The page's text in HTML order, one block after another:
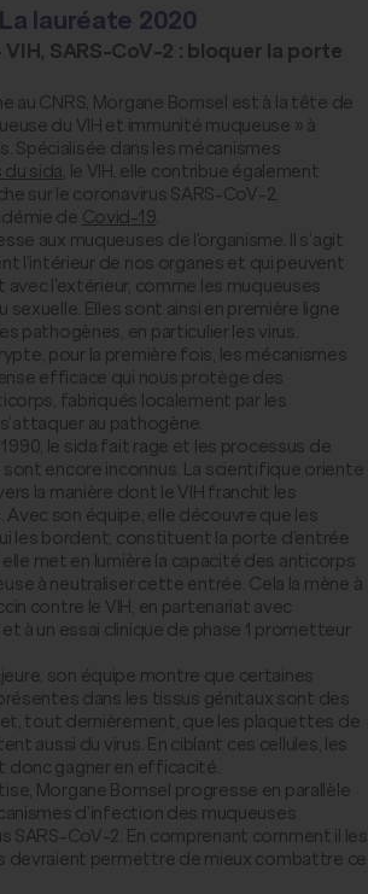
La lauréate 2020
SARS-CoV-2 : bloquer la porte
au CNRS, Morgane Bomsel est à la tête de
du VIH et immunité muqueuse » à
Spécialisée dans les mécanismes
du sida , le VIH, elle contribue également
sur le coronavirus SARS-CoV-2,
de Covid-19
aux muqueuses de l’organisme. Il s’agit
l’intérieur de nos organes et qui peuvent
l’extérieur, comme les muqueuses
sexuelle. Elles sont ainsi en première ligne
pathogènes, en particulier les virus.
pour la première fois, les mécanismes
efficace qui nous protège des
fabriqués localement par les
au pathogène.
le sida fait rage et les processus de
encore inconnus. La scientifique oriente
la manière dont le VIH franchit les
Avec son équipe, elle découvre que les
les bordent, constituent la porte d’entrée
met en lumière la capacité des anticorps
à neutraliser cette entrée. Cela la mène à
contre le VIH, en partenariat avec
à un essai clinique de phase 1 prometteur
son équipe montre que certaines
dans les tissus génitaux sont des
et, tout dernièrement, que les plaquettes de
aussi du virus. En ciblant ces cellules, les
gagner en efficacité.
Morgane Bomsel progresse en parallèle
d’infection des muqueuses
SARS-CoV-2. En comprenant comment il les
devraient permettre de mieux combattre ce